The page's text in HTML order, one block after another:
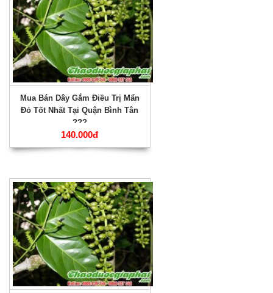
Mua Bán Dây Gắm Điều Trị Mẩn
Đỏ Tốt Nhất Tại Quận Bình Tân
???
140.000đ